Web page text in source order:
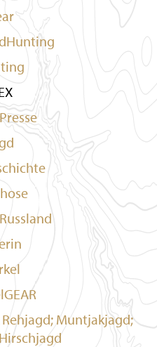
Muntjakjagd;